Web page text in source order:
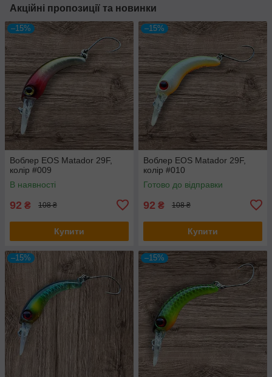
Акційні пропозиції та новинки
–15%
Воблер EOS Matador 29F,
колір #009
В наявності
92 ₴ 108 ₴
Купити
–15%
Воблер EOS Matador 29F,
колір #010
Готово до відправки
92 ₴ 108 ₴
Купити
–15% –15%